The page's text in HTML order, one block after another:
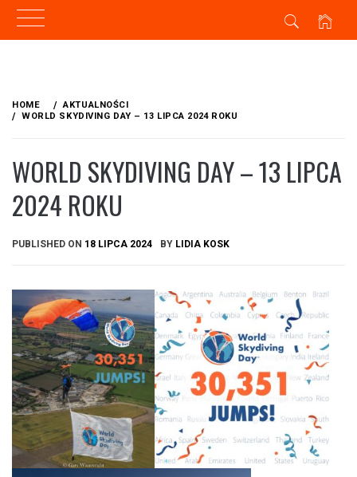
content
HOME
AKTUALNOŚCI
WORLD SKYDIVING DAY – 13 LIPCA 2024 ROKU
WORLD SKYDIVING DAY – 13 LIPCA
2024 ROKU
PUBLISHED ON 18 LIPCA 2024 BY LIDIA KOSK